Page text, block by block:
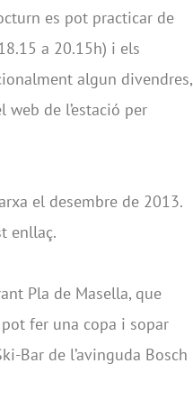
es pot practicar de
a 20.15h) i els
algun divendres,
de l’estació per
el desembre de 2013.
enllaç.
Pla de Masella, que
fer una copa i sopar
Bar de l’avinguda Bosch